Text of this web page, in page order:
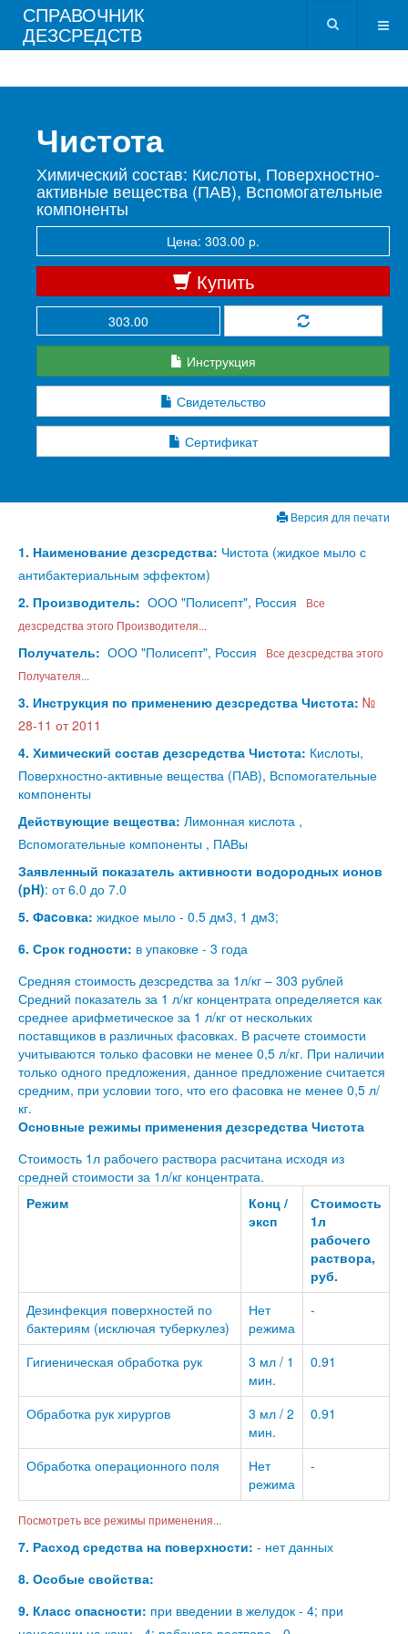
СПРАВОЧНИК
ДЕЗСРЕДСТВ
Чистота
Химический состав: Кислоты, Поверхностно-
активные вещества (ПАВ), Вспомогательные
компоненты
Цена: 303.00 р.
Купить
Инструкция
Свидетельство
Сертификат
Версия для печати
1. Наименование дезсредства: Чистота (жидкое мыло с
антибактериальным эффектом)
2. Производитель: ООО "Полисепт", Россия
Все
дезсредства этого Производителя...
Получатель: ООО "Полисепт", Россия
Все дезсредства этого
Получателя...
3. Инструкция по применению дезсредства Чистота: №
28-11 от 2011
4. Химический состав дезсредства Чистота: Кислоты,
Поверхностно-активные вещества (ПАВ), Вспомогательные
компоненты
Действующие вещества: Лимонная кислота ,
Вспомогательные компоненты , ПАВы
Заявленный показатель активности водородных ионов
(pH): от 6.0 до 7.0
5. Фacовка: жидкое мыло - 0.5 дм3, 1 дм3;
6. Срок годности: в упаковке - 3 года
Средняя стоимость дезсредства за 1л/кг – 303 рублей
Средний показатель за 1 л/кг концентрата определяется как
среднее арифметическое за 1 л/кг от нескольких
поставщиков в различных фасовках. В расчете стоимости
учитываются только фасовки не менее 0,5 л/кг. При наличии
только одного предложения, данное предложение считается
средним, при условии того, что его фасовка не менее 0,5 л/
кг.
Основные режимы применения дезсредства Чистота
Стоимость 1л рабочего раствора расчитана исходя из
средней стоимости за 1л/кг концентрата.
Режим
Конц /
эксп
Стоимость
1л
рабочего
раствора,
руб.
Дезинфекция поверхностей по
бактериям (исключая туберкулез)
Нет
режима
-
Гигиеническая обработка рук
3 мл / 1
мин.
0.91
Обработка рук хирургов
3 мл / 2
мин.
0.91
Обработка операционного поля
Нет
режима
-
Посмотреть все режимы применения...
7. Расход средства на поверхности: - нет данных
8. Особые свойства:
9. Класс опасности: при введении в желудок - 4; при